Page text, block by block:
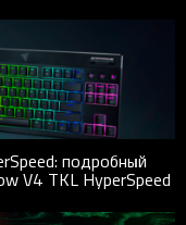
подробный
V4 TKL HyperSpeed